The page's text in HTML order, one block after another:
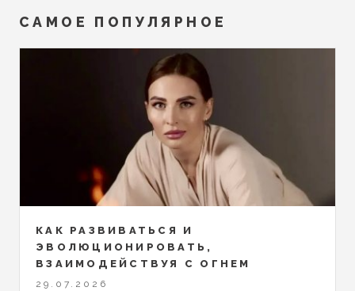
САМОЕ ПОПУЛЯРНОЕ
КАК РАЗВИВАТЬСЯ И
ЭВОЛЮЦИОНИРОВАТЬ,
ВЗАИМОДЕЙСТВУЯ С ОГНЕМ
29.07.2026